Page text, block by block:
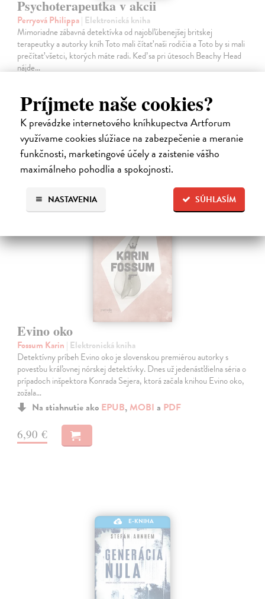
Príjmete naše cookies?
K prevádzke internetového kníhkupectva Artforum
využívame cookies slúžiace na zabezpečenie a meranie
funkčnosti, marketingové účely a zaistenie vášho
maximálneho pohodlia a spokojnosti.
SÚHLASÍM
NASTAVENIA
Psychoterapeutka v akcii
Perryová Philippa| Elektronická kniha
Mimoriadne zábavná detektívka od najobľúbenejšej britskej
terapeutky a autorky kníh Toto mali čítať naši rodičia a Toto by si mali
prečítať všetci, ktorých máte radi. Keď sa pri útesoch Beachy Head
nájde…
16,95 €
Evino oko
Fossum Karin | Elektronická kniha
Detektívny príbeh Evino oko je slovenskou premiérou autorky s
povesťou kráľovnej nórskej detektívky. Dnes už jedenásťdielna séria o
prípadoch inšpektora Konrada Sejera, ktorá začala knihou Evino oko,
zožala…
Na stiahnutie ako EPUB, MOBI a PDF
6,90 €
E-KNIHA